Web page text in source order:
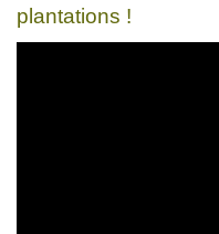
plantations !